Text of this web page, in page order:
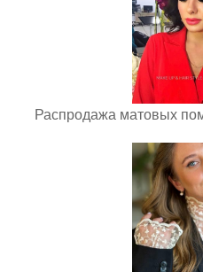
Распродажа матовых